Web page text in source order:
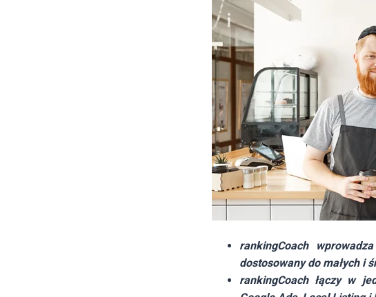
rankingCoach
dostosowany do małych i
rankingCoach łączy w